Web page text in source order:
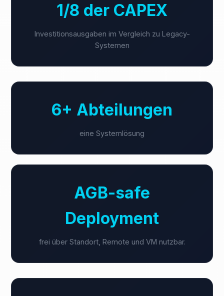
1/8 der CAPEX
Investitionsausgaben im Vergleich zu Legacy-
Systemen
6+ Abteilungen
eine Systemlösung
AGB-safe
Deployment
frei über Standort, Remote und VM nutzbar.